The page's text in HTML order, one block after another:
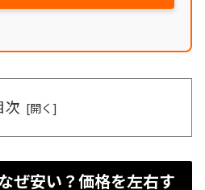
次
ぜ安い？価格を左右す